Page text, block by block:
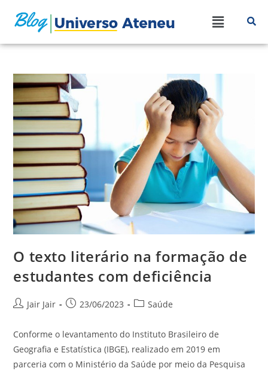
O texto literário na formação de
estudantes com deficiência
Jair Jair 23/06/2023 Saúde
Conforme o levantamento do Instituto Brasileiro de
Geografia e Estatística (IBGE), realizado em 2019 em
parceria com o Ministério da Saúde por meio da Pesquisa